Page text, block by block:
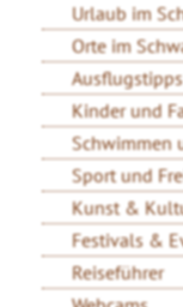
Urlaub im
Orte im
Ausflugstipps
Kinder und
Schwimmen
Sport und
Kunst &
Festivals &
Reiseführer